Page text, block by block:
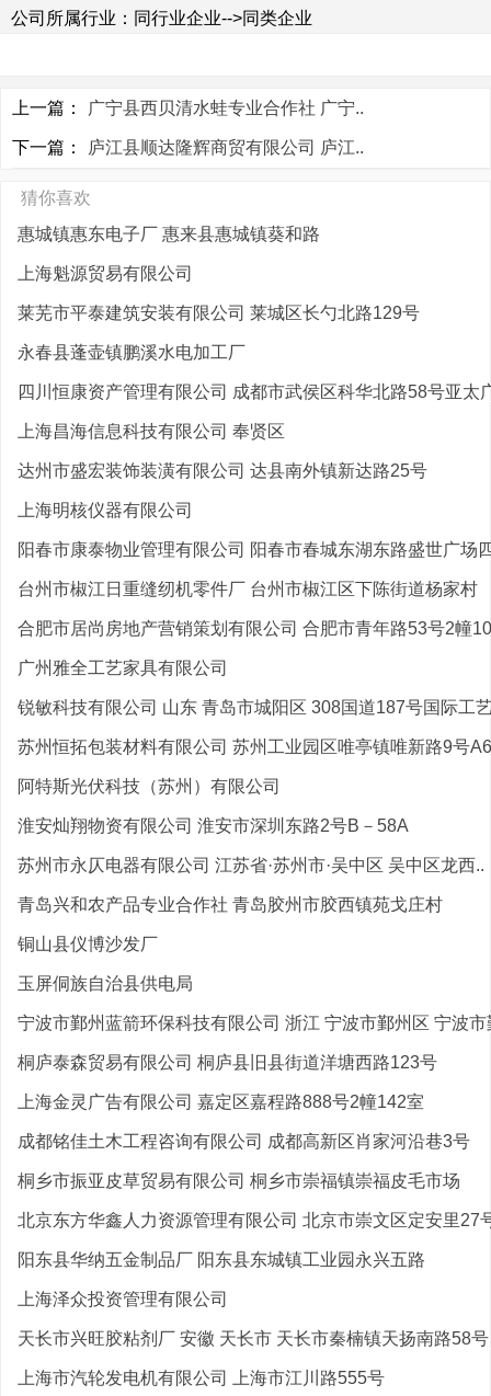
公司所属行业：同行业企业-->同类企业
上一篇： 广宁县西贝清水蛙专业合作社 广宁..
下一篇： 庐江县顺达隆辉商贸有限公司 庐江..
猜你喜欢
惠城镇惠东电子厂 惠来县惠城镇葵和路
上海魁源贸易有限公司
莱芜市平泰建筑安装有限公司 莱城区长勺北路129号
永春县蓬壶镇鹏溪水电加工厂
四川恒康资产管理有限公司 成都市武侯区科华北路58号亚太
上海昌海信息科技有限公司 奉贤区
达州市盛宏装饰装潢有限公司 达县南外镇新达路25号
上海明核仪器有限公司
阳春市康泰物业管理有限公司 阳春市春城东湖东路盛世广场
台州市椒江日重缝纫机零件厂 台州市椒江区下陈街道杨家村
合肥市居尚房地产营销策划有限公司 合肥市青年路53号2幢
广州雅全工艺家具有限公司
锐敏科技有限公司 山东 青岛市城阳区 308国道187号国际工
苏州恒拓包装材料有限公司 苏州工业园区唯亭镇唯新路9号
阿特斯光伏科技（苏州）有限公司
淮安灿翔物资有限公司 淮安市深圳东路2号B－58A
苏州市永仄电器有限公司 江苏省·苏州市·吴中区 吴中区龙西..
青岛兴和农产品专业合作社 青岛胶州市胶西镇苑戈庄村
铜山县仪博沙发厂
玉屏侗族自治县供电局
宁波市鄞州蓝箭环保科技有限公司 浙江 宁波市鄞州区 宁波市
桐庐泰森贸易有限公司 桐庐县旧县街道洋塘西路123号
上海金灵广告有限公司 嘉定区嘉程路888号2幢142室
成都铭佳土木工程咨询有限公司 成都高新区肖家河沿巷3号
桐乡市振亚皮草贸易有限公司 桐乡市崇福镇崇福皮毛市场
北京东方华鑫人力资源管理有限公司 北京市崇文区定安里27
阳东县华纳五金制品厂 阳东县东城镇工业园永兴五路
上海泽众投资管理有限公司
天长市兴旺胶粘剂厂 安徽 天长市 天长市秦楠镇天扬南路58号
上海市汽轮发电机有限公司 上海市江川路555号